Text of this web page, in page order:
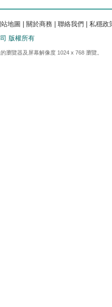
地圖 關於商務 聯絡我們
私穩政
版權所有
瀏覽器及屏幕解像度 1024 x 768 瀏覽。